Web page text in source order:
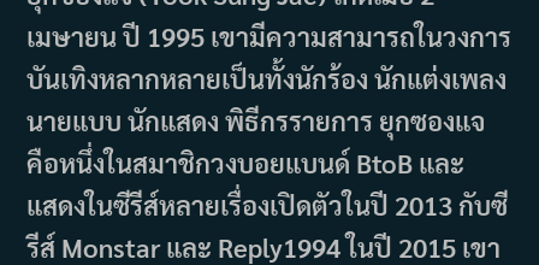
เมษายน ปี 1995 เขามีความสามารถในวงการ
บันเทิงหลากหลายเป็นทั้งนักร้อง นักแต่งเพลง
นายแบบ นักแสดง พิธีกรรายการ ยุกซองแจ
คือหนึ่งในสมาชิกวงบอยแบนด์ BtoB และ
แสดงในซีรีส์หลายเรื่องเปิดตัวในปี 2013 กับซี
รีส์ Monstar และ Reply1994 ในปี 2015 เขา